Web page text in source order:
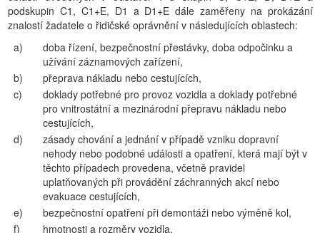
podskupin C1, C1+E, D1 a D1+E dále zaměřeny na prokázání
znalostí žadatele o řidičské oprávnění v následujících oblastech:
a)
doba řízení, bezpečnostní přestávky, doba odpočinku a
užívání záznamových zařízení,
b)
přeprava nákladu nebo cestujících,
c)
doklady potřebné pro provoz vozidla a doklady potřebné
pro vnitrostátní a mezinárodní přepravu nákladu nebo
cestujících,
d)
zásady chování a jednání v případě vzniku dopravní
nehody nebo podobné události a opatření, která mají být v
těchto případech provedena, včetně pravidel
uplatňovaných při provádění záchranných akcí nebo
evakuace cestujících,
e)
bezpečnostní opatření při demontáži nebo výměně kol,
f)
hmotnosti a rozměry vozidla,